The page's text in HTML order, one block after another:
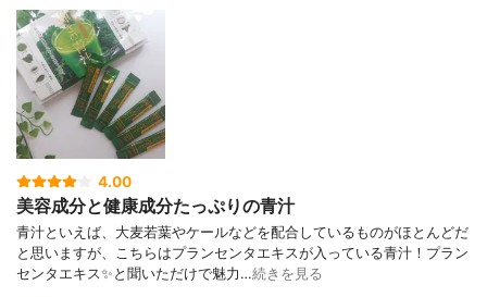
4.00
美容成分と健康成分たっぷりの青汁
青汁といえば、大麦若葉やケールなどを配合しているものがほとんどだ
と思いますが、こちらはプランセンタエキスが入っている青汁！プラン
センタエキス✨と聞いただけで魅力…続きを見る